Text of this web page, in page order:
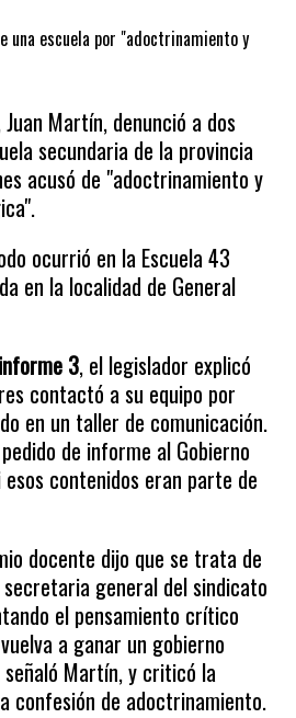
una escuela por "adoctrinamiento y
Martín, denunció a dos
secundaria de la provincia
acusó de "adoctrinamiento y
ocurrió en la Escuela 43
en la localidad de General
3, el legislador explicó
contactó a su equipo por
en un taller de comunicación.
de informe al Gobierno
contenidos eran parte de
docente dijo que se trata de
general del sindicato
el pensamiento crítico
a ganar un gobierno
Martín, y criticó la
confesión de adoctrinamiento.